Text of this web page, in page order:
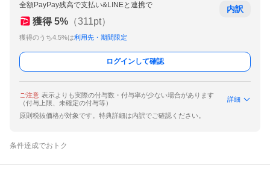
全額PayPay残高で支払い&LINEと連携で
獲得 5% （311pt）
獲得のうち4.5%は利用先・期間限定
内訳
ログインして確認
ご注意 表示よりも実際の付与数・付与率が少ない場合があります
（付与上限、未確定の付与等）
詳細
原則税抜価格が対象です。特典詳細は内訳でご確認ください。
条件達成でおトク